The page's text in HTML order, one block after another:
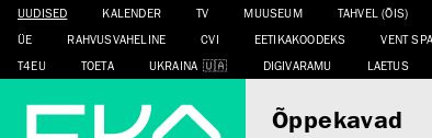
UUDISED KALENDER TV MUUSEUM TAHVEL (ÕIS)
ÜE
RAHVUSVAHELINE CVI EETIKAKOODEKS VENT
T4EU
TOETA UKRAINA DIGIVARAMU LAETUS
Õppekavad